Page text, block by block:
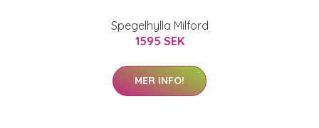
Spegelhylla Milford
1595 SEK
MER INFO!